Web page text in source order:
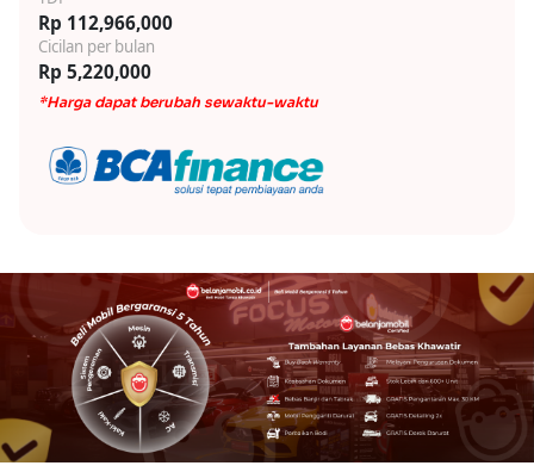
Rp 112,966,000
Cicilan per bulan
Rp 5,220,000
*Harga dapat berubah sewaktu-waktu